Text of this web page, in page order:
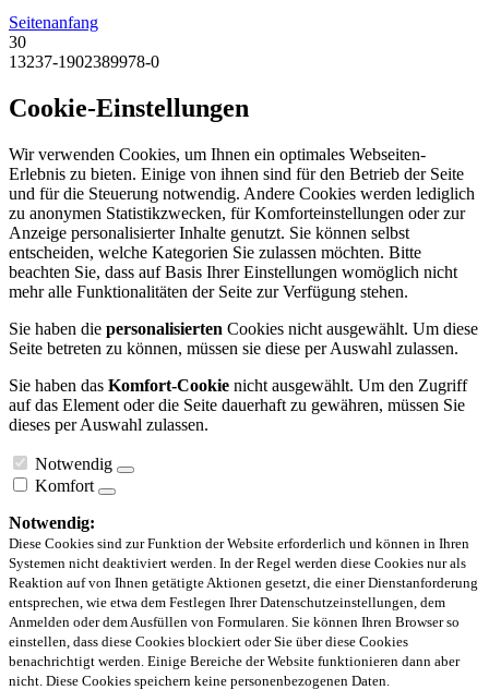
Seitenanfang
30
13237-1902389978-0
Cookie-Einstellungen
Wir verwenden Cookies, um Ihnen ein optimales Webseiten-
Erlebnis zu bieten. Einige von ihnen sind für den Betrieb der Seite
und für die Steuerung notwendig. Andere Cookies werden lediglich
zu anonymen Statistikzwecken, für Komforteinstellungen oder zur
Anzeige personalisierter Inhalte genutzt. Sie können selbst
entscheiden, welche Kategorien Sie zulassen möchten. Bitte
beachten Sie, dass auf Basis Ihrer Einstellungen womöglich nicht
mehr alle Funktionalitäten der Seite zur Verfügung stehen.
Sie haben die personalisierten Cookies nicht ausgewählt. Um diese
Seite betreten zu können, müssen sie diese per Auswahl zulassen.
Sie haben das Komfort-Cookie nicht ausgewählt. Um den Zugriff
auf das Element oder die Seite dauerhaft zu gewähren, müssen Sie
dieses per Auswahl zulassen.
Notwendig
Komfort
Notwendig:
Diese Cookies sind zur Funktion der Website erforderlich und können in Ihren
Systemen nicht deaktiviert werden. In der Regel werden diese Cookies nur als
Reaktion auf von Ihnen getätigte Aktionen gesetzt, die einer Dienstanforderung
entsprechen, wie etwa dem Festlegen Ihrer Datenschutzeinstellungen, dem
Anmelden oder dem Ausfüllen von Formularen. Sie können Ihren Browser so
einstellen, dass diese Cookies blockiert oder Sie über diese Cookies
benachrichtigt werden. Einige Bereiche der Website funktionieren dann aber
nicht. Diese Cookies speichern keine personenbezogenen Daten.